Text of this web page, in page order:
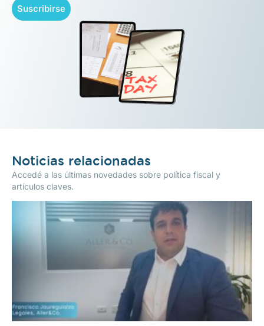
Suscribirse
Noticias relacionadas
Accedé a las últimas novedades sobre política fiscal y
artículos claves.